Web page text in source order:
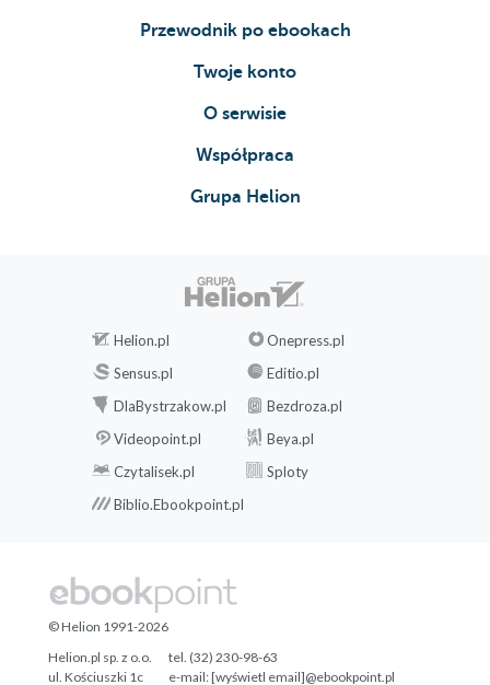
Przewodnik po ebookach
Twoje konto
O serwisie
Współpraca
Grupa Helion
Helion.pl
Onepress.pl
Sensus.pl
Editio.pl
DlaBystrzakow.pl
Bezdroza.pl
Videopoint.pl
Beya.pl
Czytalisek.pl
Sploty
Biblio.Ebookpoint.pl
© Helion 1991-2026
Helion.pl sp. z o.o.
ul. Kościuszki 1c
tel. (32) 230-98-63
e-mail:[wyświetl email]@ebookpoint.pl